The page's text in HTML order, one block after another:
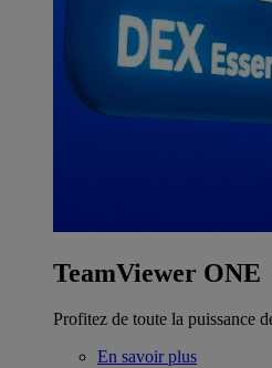
TeamViewer ONE
Profitez de toute la puissance
En savoir plus